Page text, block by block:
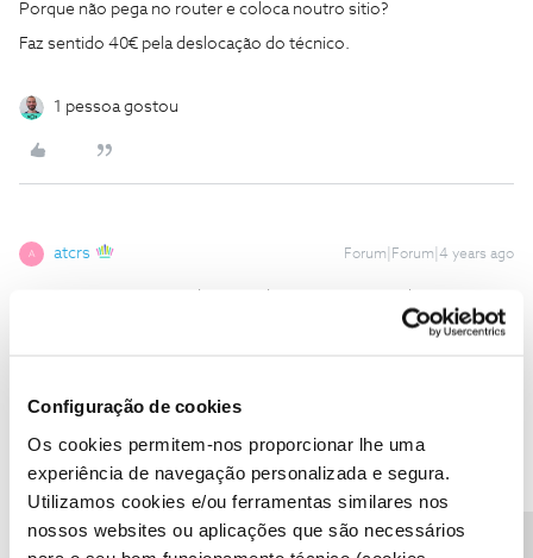
Configuração de cookies
Os cookies permitem-nos proporcionar lhe uma
experiência de navegação personalizada e segura.
Utilizamos cookies e/ou ferramentas similares nos
nossos websites ou aplicações que são necessários
Porque não pega no router e coloca noutro sitio?
Faz sentido 40€ pela deslocação do técnico.
1 pessoa gostou
A atcrs Forum|Forum|4 years ago
meter internet noutras divisões ou tem uma rede interna ao qual
sinal, ou seja, investimento ou investimento.